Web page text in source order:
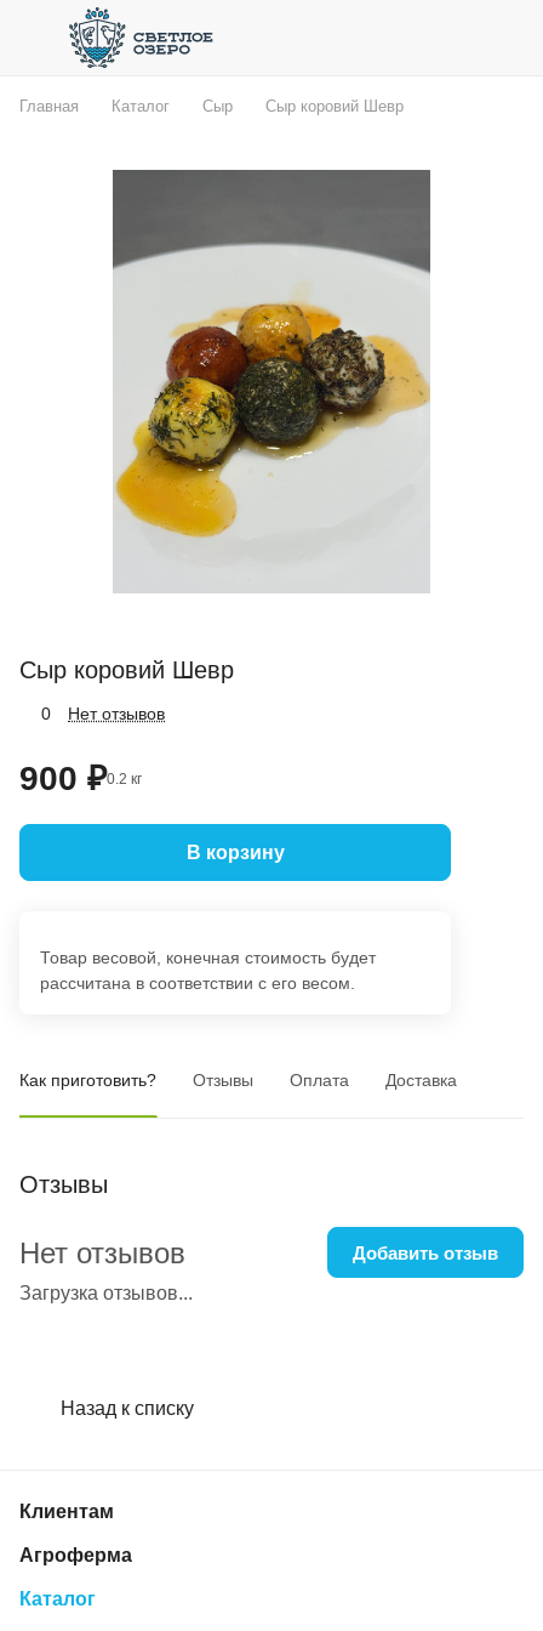
Главная Каталог Сыр Сыр коровий Шевр
Сыр коровий Шевр
0 Нет отзывов
900 ₽0.2 кг
В корзину
Товар весовой, конечная стоимость будет
рассчитана в соответствии с его весом.
Как приготовить? Отзывы Оплата Доставка
Отзывы
Загрузка отзывов...
Нет отзывов Добавить отзыв
Назад к списку
Клиентам
Агроферма
Каталог